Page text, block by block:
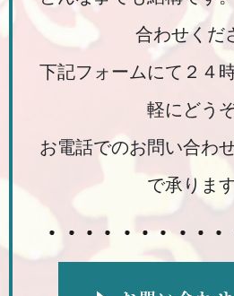
合わせくだ
下記フォームにて２４
軽にどうぞ
お電話でのお問い合わ
で承ります